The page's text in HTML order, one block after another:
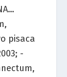
pisaca
-